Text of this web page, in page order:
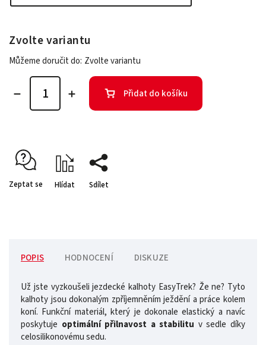
Zvolte variantu
Můžeme doručit do: Zvolte variantu
Přidat do košíku
Zeptat se Hlídat Sdílet
POPIS HODNOCENÍ DISKUZE
Už jste vyzkoušeli jezdecké kalhoty EasyTrek? Že ne? Tyto
kalhoty jsou dokonalým zpříjemněním ježdění a práce kolem
koní. Funkční materiál, který je dokonale elastický a navíc
poskytuje optimální přilnavost a stabilitu v sedle díky
celosilikonovému sedu.